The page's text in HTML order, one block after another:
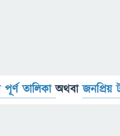
পূর্ণ তালিকাঅথবাজনপ্রিয়